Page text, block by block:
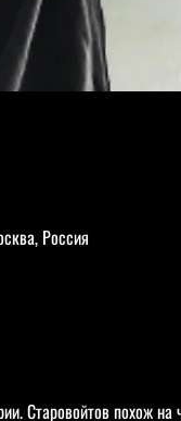
Россия
Старовойтов похож